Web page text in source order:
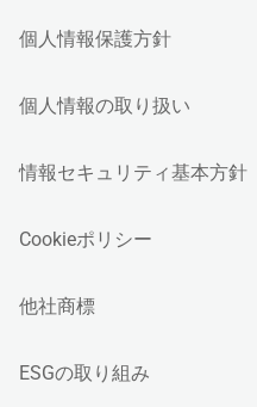
個人情報保護方針
個人情報の取り扱い
情報セキュリティ基本方針
Cookieポリシー
他社商標
ESGの取り組み